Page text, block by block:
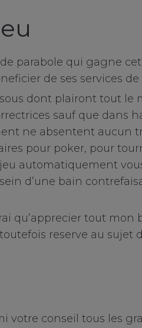
parabole qui gagne
de ses services
dont plairont tout le
sauf que dans
ne absentent aucun
pour poker, pour
automatiquement
d’une bain
qu’apprecier tout mon
reserve au sujet
votre conseil tous les